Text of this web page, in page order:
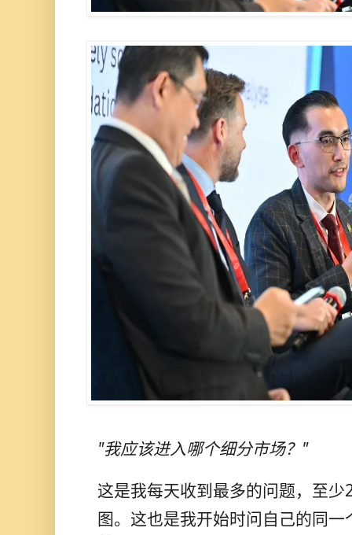
"我应该进入哪个细分市场？"
这是我每天收到最多的问题，至
图。这也是我开始时问自己的同